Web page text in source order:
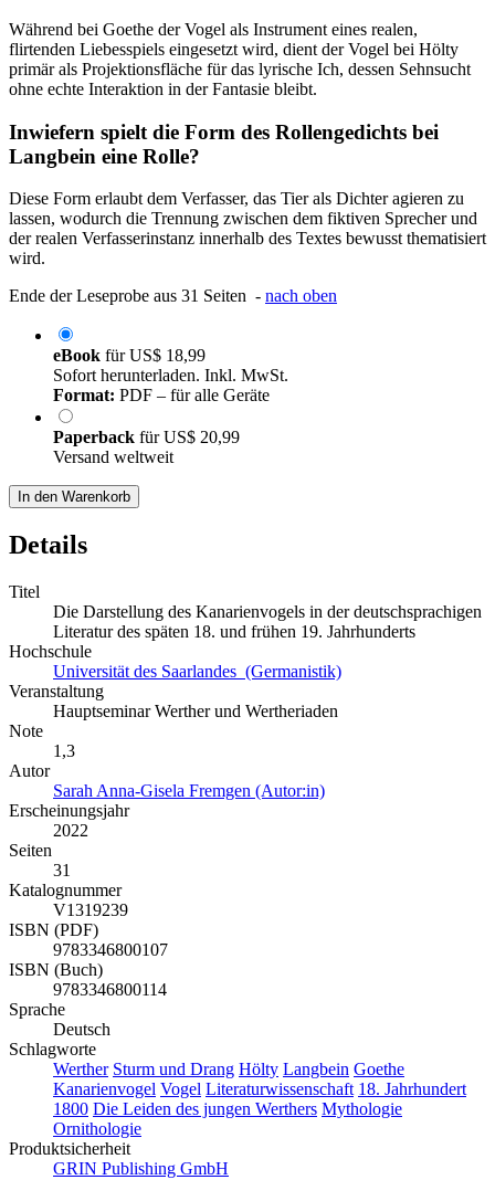
Während bei Goethe der Vogel als Instrument eines realen,
flirtenden Liebesspiels eingesetzt wird, dient der Vogel bei Hölty
primär als Projektionsfläche für das lyrische Ich, dessen Sehnsucht
ohne echte Interaktion in der Fantasie bleibt.
Inwiefern spielt die Form des Rollengedichts bei
Langbein eine Rolle?
Diese Form erlaubt dem Verfasser, das Tier als Dichter agieren zu
lassen, wodurch die Trennung zwischen dem fiktiven Sprecher und
der realen Verfasserinstanz innerhalb des Textes bewusst thematisiert
wird.
Ende der Leseprobe aus 31 Seiten - nach oben
eBook fürUS$ 18,99
Sofort herunterladen. Inkl. MwSt.
Format: PDF – für alle Geräte
Paperback fürUS$ 20,99
Versand weltweit
In den Warenkorb
Details
Titel
Die Darstellung des Kanarienvogels in der deutschsprachigen
Literatur des späten 18. und frühen 19. Jahrhunderts
Hochschule
Universität des Saarlandes (Germanistik)
Veranstaltung
Hauptseminar Werther und Wertheriaden
Note
1,3
Autor
Sarah Anna-Gisela Fremgen (Autor:in)
Erscheinungsjahr
2022
Seiten
31
Katalognummer
V1319239
ISBN (PDF)
9783346800107
ISBN (Buch)
9783346800114
Sprache
Deutsch
Schlagworte
Werther Sturm und Drang Hölty Langbein Goethe
Kanarienvogel Vogel Literaturwissenschaft 18. Jahrhundert
1800 Die Leiden des jungen Werthers Mythologie
Ornithologie
Produktsicherheit
GRIN Publishing GmbH